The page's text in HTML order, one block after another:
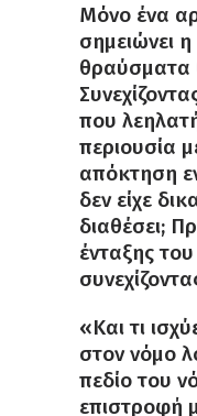
Μόνο ένα
σημειώνει
θραύσματα
που
περιουσία
απόκτηση
δεν είχε
διαθέσει;
ένταξης
«Και τι
στον νόμο
πεδίο του
επιστροφή